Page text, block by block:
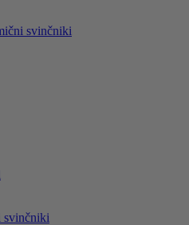
svinčniki
svinčniki